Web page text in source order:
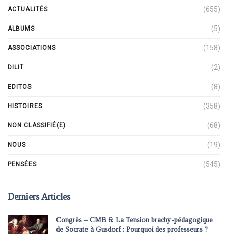
ACTUALITÉS (655)
ALBUMS (5)
ASSOCIATIONS (158)
DILIT (2)
EDITOS (8)
HISTOIRES (358)
NON CLASSIFIÉ(E) (68)
NOUS (19)
PENSÉES (545)
Derniers Articles
Congrès – CMB 6: La Tension brachy-pédagogique
de Socrate à Gusdorf : Pourquoi des professeurs ?